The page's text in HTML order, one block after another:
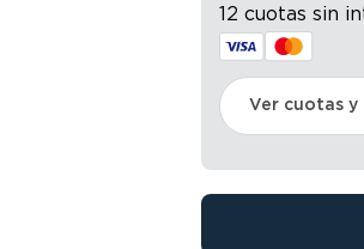
12 cuotas sin
Ver cuotas